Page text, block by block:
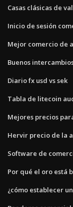
Casas clásicas de
Inicio de sesión
Mejor comercio de
Buenos
Diario fx usd vs sek
Tabla de litecoin
Mejores precios
Hervir precio de la
Software de
Por qué el oro está
¿cómo establecer